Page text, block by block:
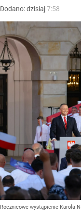
Dodano:dzisiaj7:58
Rocznicowe wystąpienie Karola